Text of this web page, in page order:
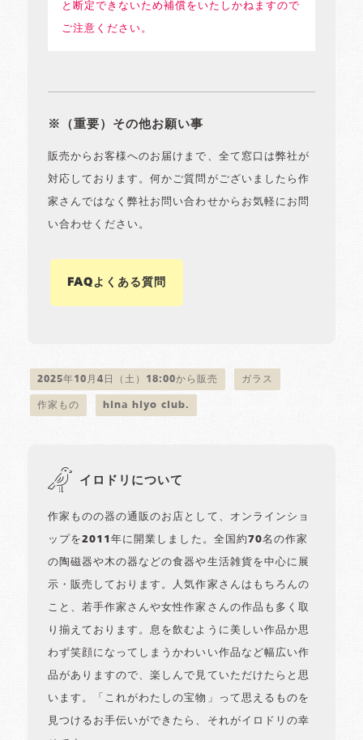
と断定できないため補償をいたしかねますので
ご注意ください。
※（重要）その他お願い事
販売からお客様へのお届けまで、全て窓口は弊社が
対応しております。何かご質問がございましたら作
家さんではなく弊社お問い合わせからお気軽にお問
い合わせください。
FAQよくある質問
2025年10月4日（土）18:00から販売 ガラス
作家もの hina hiyo club.
イロドリについて
作家ものの器の通販のお店として、オンラインショ
ップを2011年に開業しました。全国約70名の作家
の陶磁器や木の器などの食器や生活雑貨を中心に展
示・販売しております。人気作家さんはもちろんの
こと、若手作家さんや女性作家さんの作品も多く取
り揃えております。息を飲むように美しい作品か思
わず笑顔になってしまうかわいい作品など幅広い作
品がありますので、楽しんで見ていただけたらと思
います。「これがわたしの宝物」って思えるものを
見つけるお手伝いができたら、それがイロドリの幸